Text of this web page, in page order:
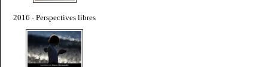
2016 - Perspectives libres